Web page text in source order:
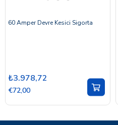
60 Amper Devre Kesici Sigorta
₺3.978,72
€72,00